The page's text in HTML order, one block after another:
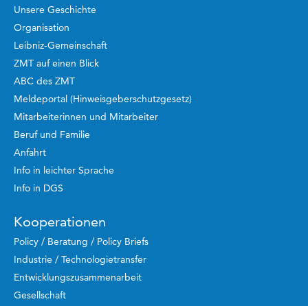
Unsere Geschichte
Organisation
Leibniz-Gemeinschaft
ZMT auf einen Blick
ABC des ZMT
Meldeportal (Hinweisgeberschutzgesetz)
Mitarbeiterinnen und Mitarbeiter
Beruf und Familie
Anfahrt
Info in leichter Sprache
Info in DGS
Kooperationen
Policy / Beratung / Policy Briefs
Industrie / Technologietransfer
Entwicklungszusammenarbeit
Gesellschaft